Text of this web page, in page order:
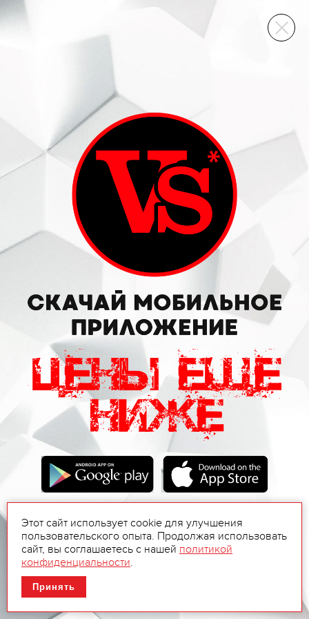
ВИННЫЙ СКЛАД
Этот сайт использует cookie для улучшения
пользовательского опыта. Продолжая использовать
сайт, вы соглашаетесь с нашей политикой
конфиденциальности.
Принять